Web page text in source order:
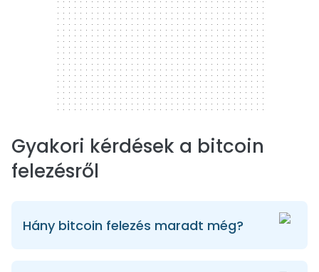
Gyakori kérdések a bitcoin
felezésről
Hány bitcoin felezés maradt még?